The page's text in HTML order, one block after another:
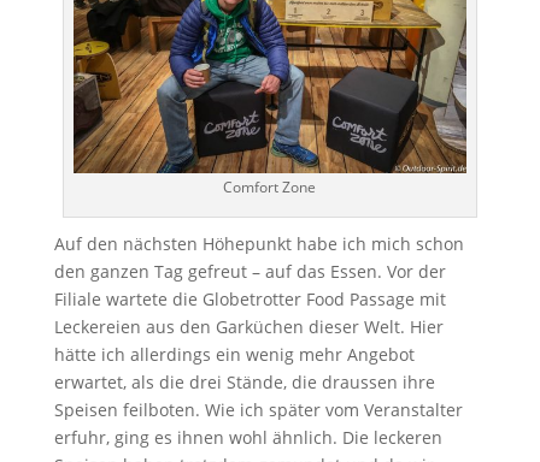
Comfort Zone
Auf den nächsten Höhepunkt habe ich mich schon
den ganzen Tag gefreut – auf das Essen. Vor der
Filiale wartete die Globetrotter Food Passage mit
Leckereien aus den Garküchen dieser Welt. Hier
hätte ich allerdings ein wenig mehr Angebot
erwartet, als die drei Stände, die draussen ihre
Speisen feilboten. Wie ich später vom Veranstalter
erfuhr, ging es ihnen wohl ähnlich. Die leckeren